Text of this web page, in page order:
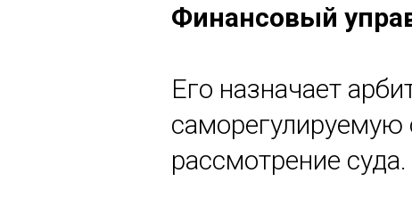
Финансовый
Его назначает
рассмотрение суда.